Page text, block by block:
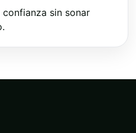
sin sonar